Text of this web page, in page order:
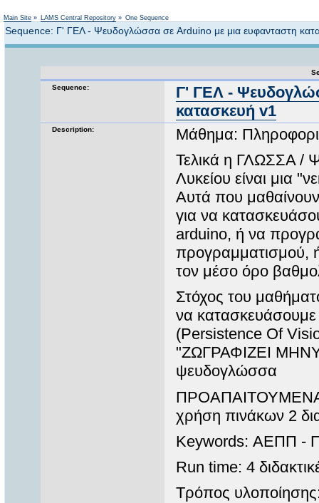
Main Site » LAMS Central Repository » One Sequence
Sequence: Γ' ΓΕΛ - Ψευδογλώσσα σε Arduino με μια ευφανταστη
Sequence:
Γ' ΓΕΛ -
κατασκευή v1
Description:
Μάθημα:
Τελικά η ΓΛΩΣΣΑ /
Λυκείου είναι μια
Αυτά που
για να
arduino, ή να
προγραμματισμού,
τον μέσο όρο
Στόχος του
να
(Persistence Of
"ΖΩΓΡΑΦΙΖΕΙ
ψευδογλώσσα
χρήση πινάκων 2
Keywords: ΑΕΠΠ -
Run time: 4
Τρόπος